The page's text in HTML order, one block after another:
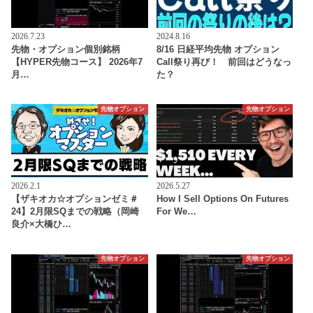
2026.7.23
先物・オプション個別銘柄
【HYPER先物コース】 2026年7
月…
2024.8.16
8/16 日経平均先物 オプション
Call祭り再び！ 前回はどうなっ
た？
先物オプション
2026.2.1
【ザキオカ☆オプションゼミ＃
24】2月限SQまでの戦略（岡崎
良介×大橋ひ…
先物オプション
2026.5.27
How I Sell Options On Futures
For We…
先物オプション 先物オプション